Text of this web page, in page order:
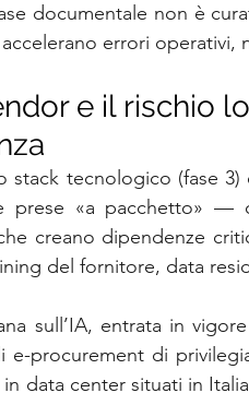
documentale non è
errori operativi,
e il rischio
stack tecnologico (fase
prese «a pacchetto» —
creano dipendenze
del fornitore, data
sull’IA, entrata in
e-procurement di
data center situati in